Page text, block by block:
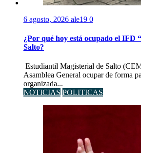
6 agosto, 2026 ale19 0
¿Por qué hoy está ocupado el IFD
Salto?
Estudiantil Magisterial de Salto
Asamblea General ocupar de forma
organizada...
NOTICIAS POLITICAS